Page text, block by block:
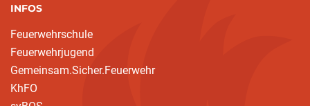
INFOS
Feuerwehrschule
Feuerwehrjugend
Gemeinsam.Sicher.Feuerwehr
KhFO